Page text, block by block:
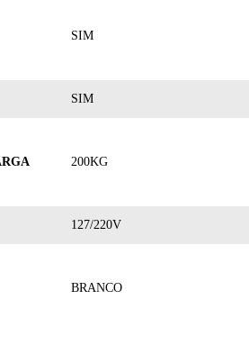
SIM
SIM
200KG
127/220V
BRANCO